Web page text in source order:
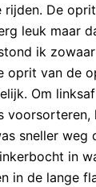
rijden. De
leuk maar
ik
oprit van de
Om
voorsorteren,
sneller weg
in
in de lange